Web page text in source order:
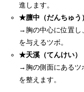
進します。
★膻中（だんちゅう
→胸の中心に位置し
を与えるツボ。
★天溪（てんけい）
→胸の側面にあるツ
を整えます。